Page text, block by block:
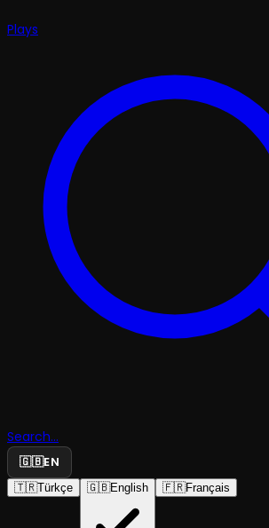
Plays
Search...
🇬🇧EN
🇹🇷Türkçe 🇬🇧English 🇫🇷Français